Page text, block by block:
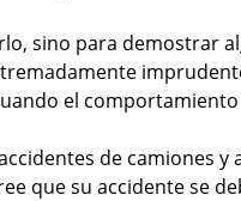
sino para demostrar
el
de camiones
que su accidente se